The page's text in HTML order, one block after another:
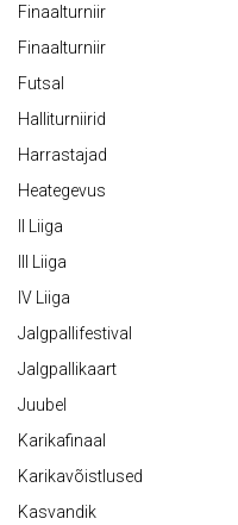
Finaalturniir
Finaalturniir
Futsal
Halliturniirid
Harrastajad
Heategevus
II Liiga
III Liiga
IV Liiga
Jalgpallifestival
Jalgpallikaart
Juubel
Karikafinaal
Karikavõistlused
Kasvandik